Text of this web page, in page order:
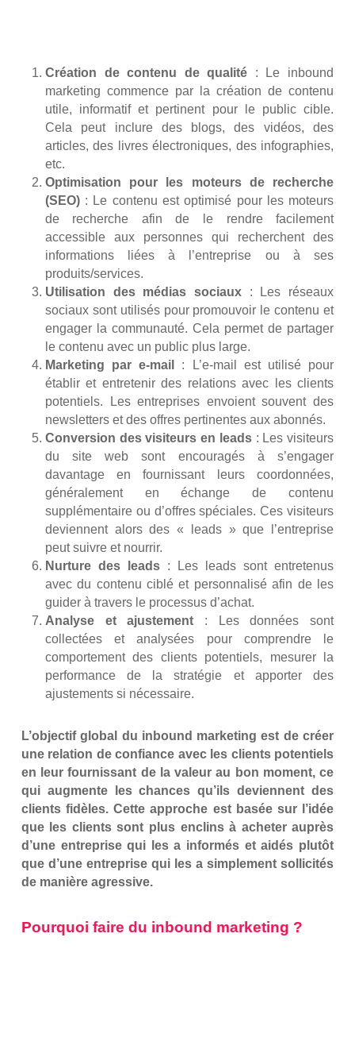
Création de contenu de qualité : Le inbound
marketing commence par la création de contenu
utile, informatif et pertinent pour le public cible.
Cela peut inclure des blogs, des vidéos, des
articles, des livres électroniques, des infographies,
etc.
Optimisation pour les moteurs de recherche
(SEO): Le contenu est optimisé pour les moteurs
de recherche afin de le rendre facilement
accessible aux personnes qui recherchent des
informations liées à l’entreprise ou à ses
produits/services.
Utilisation des médias sociaux : Les réseaux
sociaux sont utilisés pour promouvoir le contenu et
engager la communauté. Cela permet de partager
le contenu avec un public plus large.
Marketing par e-mail
: L’e-mail est utilisé pour
établir et entretenir des relations avec les clients
potentiels. Les entreprises envoient souvent des
newsletters et des offres pertinentes aux abonnés.
Conversion des visiteurs en leads: Les visiteurs
du site web sont encouragés à s’engager
davantage en fournissant leurs coordonnées,
généralement en échange de contenu
supplémentaire ou d’offres spéciales. Ces visiteurs
deviennent alors des « leads » que l’entreprise
peut suivre et nourrir.
Nurture des leads: Les leads sont entretenus
avec du contenu ciblé et personnalisé afin de les
guider à travers le processus d’achat.
Analyse et ajustement : Les données sont
collectées et analysées pour comprendre le
comportement des clients potentiels, mesurer la
performance de la stratégie et apporter des
ajustements si nécessaire.
L’objectif global du inbound marketing est de créer
une relation de confiance avec les clients potentiels
en leur fournissant de la valeur au bon moment, ce
qui augmente les chances qu’ils deviennent des
clients fidèles. Cette approche est basée sur l’idée
que les clients sont plus enclins à acheter auprès
d’une entreprise qui les a informés et aidés plutôt
que d’une entreprise qui les a simplement sollicités
de manière agressive.
Pourquoi faire du inbound marketing ?